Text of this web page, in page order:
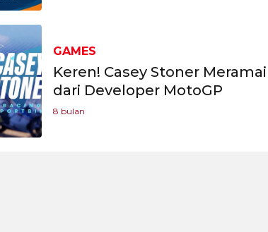
GAMES
Keren! Casey Stoner
dari Developer MotoGP
8 bulan